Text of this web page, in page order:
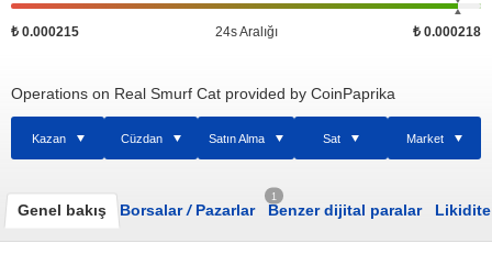
₺ 0.000215 24s Aralığı ₺ 0.000218
Operations on Real Smurf Cat provided by CoinPaprika
Kazan Cüzdan Satın Alma Sat Market
Genel bakış Borsalar/Pazarlar
1
Benzer dijital paralar Likidite